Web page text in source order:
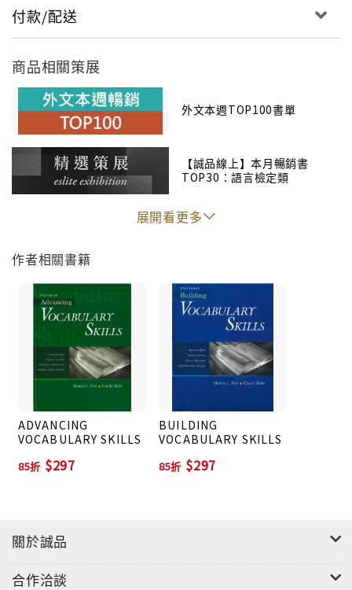
者進一步地練習將單字運用在文章中的測驗。
的字彙級數來靈活運用。
3. 本書內容多樣化，合適在家自修學習，或作為中高
級英語課程的教材，也可以作為參加檢定考試的準備材
4. 本系列共有三本，除本書（中級）外，另有
Building Vocabulary Skills（基礎級，已出版）、
Advancing Vocabulary Skills（進階級）也將陸續出
5. 書後附錄列出每章節可討論的問題，充分運用該章
6. 另備有教師手冊與題庫 (Instructor’s Manual
and Test Bank )，提供教師備課與出題的便利。
付款/配送
商品相關策展
外文本週TOP100書單
【誠品線上】本月暢銷書
TOP30：語言檢定類
展開看更多
作者相關書籍
ADVANCING
VOCABULARY SKILLS
85折 $297
BUILDING
VOCABULARY SKILLS
85折 $297
關於誠品
合作洽談